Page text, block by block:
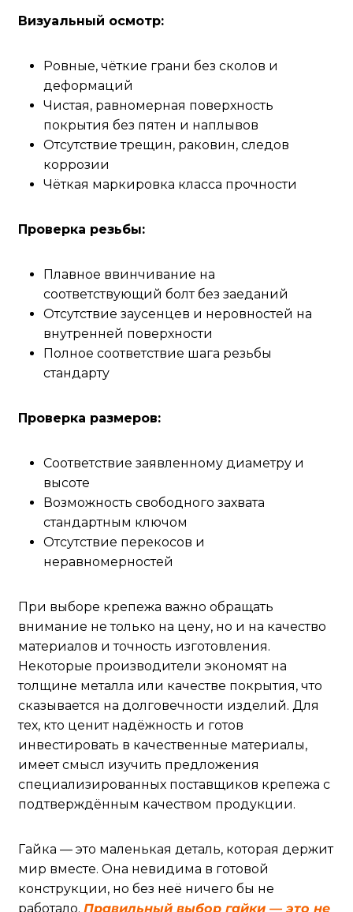
Визуальный осмотр:
Ровные, чёткие грани без сколов и
деформаций
Чистая, равномерная поверхность
покрытия без пятен и наплывов
Отсутствие трещин, раковин, следов
коррозии
Чёткая маркировка класса прочности
Проверка резьбы:
Плавное ввинчивание на
соответствующий болт без заеданий
Отсутствие заусенцев и неровностей на
внутренней поверхности
Полное соответствие шага резьбы
стандарту
Проверка размеров:
Соответствие заявленному диаметру и
высоте
Возможность свободного захвата
стандартным ключом
Отсутствие перекосов и
неравномерностей
При выборе крепежа важно обращать
внимание не только на цену, но и на качество
материалов и точность изготовления.
Некоторые производители экономят на
толщине металла или качестве покрытия, что
сказывается на долговечности изделий. Для
тех, кто ценит надёжность и готов
инвестировать в качественные материалы,
имеет смысл изучить предложения
специализированных поставщиков крепежа с
подтверждённым качеством продукции.
Гайка — это маленькая деталь, которая держит
мир вместе. Она невидима в готовой
конструкции, но без неё ничего бы не
работало. Правильный выбор гайки — это не